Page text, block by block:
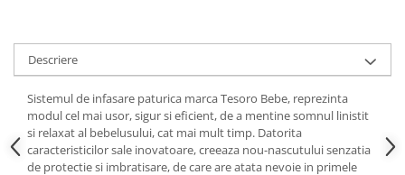
Descriere
Sistemul de infasare paturica marca Tesoro Bebe, reprezinta
modul cel mai usor, sigur si eficient, de a mentine somnul linistit
si relaxat al bebelusului, cat mai mult timp. Datorita
caracteristicilor sale inovatoare, creeaza nou-nascutului senzatia
de protectie si imbratisare, de care are atata nevoie in primele